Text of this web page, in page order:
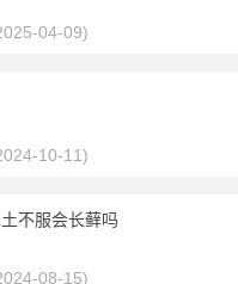
04-09)
10-11)
不服会长藓吗
08-15)